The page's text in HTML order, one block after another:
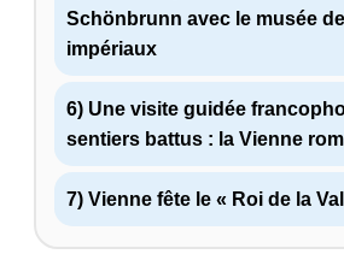
Schönbrunn avec le musée
impériaux
6) Une visite guidée
sentiers battus : la Vienne
7) Vienne fête le « Roi de la